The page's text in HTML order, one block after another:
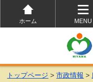
ホーム
MENU
トップページ >市政情報 >